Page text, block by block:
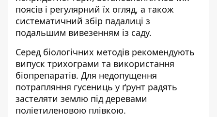
поясів і регулярний їх огляд, а також
систематичний збір падалиці з
подальшим вивезенням із саду.
Серед біологічних методів рекомендують
випуск трихограми та використання
біопрепаратів. Для недопущення
потрапляння гусениць у ґрунт радять
застеляти землю під деревами
поліетиленовою плівкою.